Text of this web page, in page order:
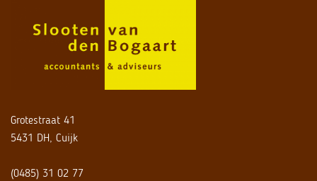
Grotestraat 41
5431 DH, Cuijk
(0485) 31 02 77